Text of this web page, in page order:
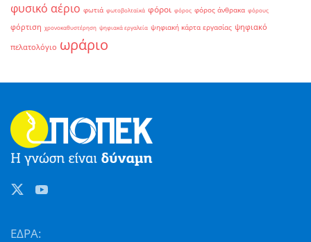
φυσικό αέριο φωτιά φωτοβολταϊκά φόροι φόρος φόρος άνθρακα φόρους
φόρτιση χρονοκαθυστέρηση ψηφιακά εργαλεία ψηφιακή κάρτα εργασίας ψηφιακό
πελατολόγιο ωράριο
ΕΔΡΑ: